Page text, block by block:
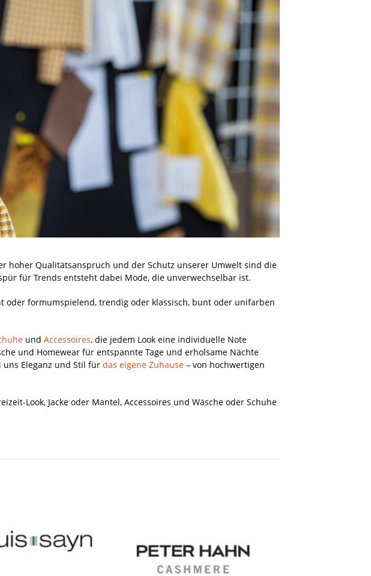
hoher Qualitätsanspruch und der Schutz unserer Umwelt sind die
für Trends entsteht dabei Mode, die unverwechselbar ist.
oder formumspielend, trendig oder klassisch, bunt oder unifarben
und Accessoires, die jedem Look eine individuelle Note
und Homewear für entspannte Tage und erholsame Nächte
Eleganz und Stil für das eigene Zuhause – von hochwertigen
Look, Jacke oder Mantel, Accessoires und Wäsche oder Schuhe